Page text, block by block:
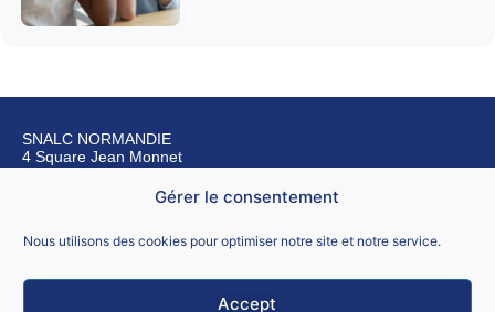
Gérer le consentement
Nous utilisons des cookies pour optimiser notre site et notre service.
Accept
SNALC NORMANDIE
4 Square Jean Monnet